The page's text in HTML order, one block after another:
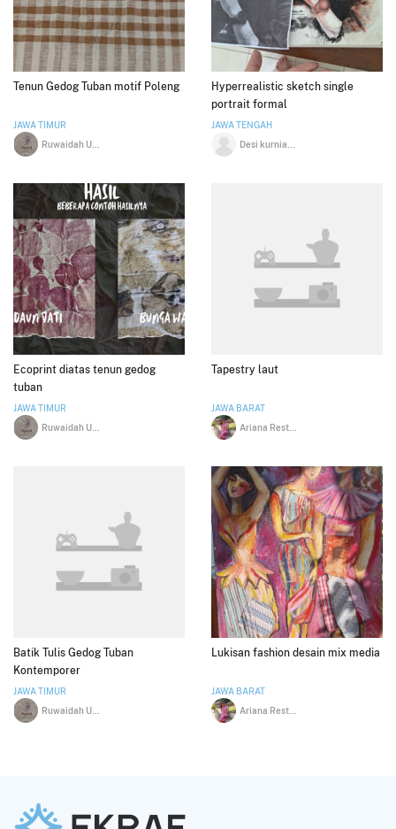
Tenun Gedog Tuban motif Poleng
JAWA TIMUR
Hyperrealistic sketch single
portrait formal
JAWA TENGAH
Ecoprint diatas tenun gedog
tuban
JAWA TIMUR
Tapestry laut
JAWA BARAT
Batik Tulis Gedog Tuban
Kontemporer
JAWA TIMUR
Lukisan fashion desain mix media
JAWA BARAT